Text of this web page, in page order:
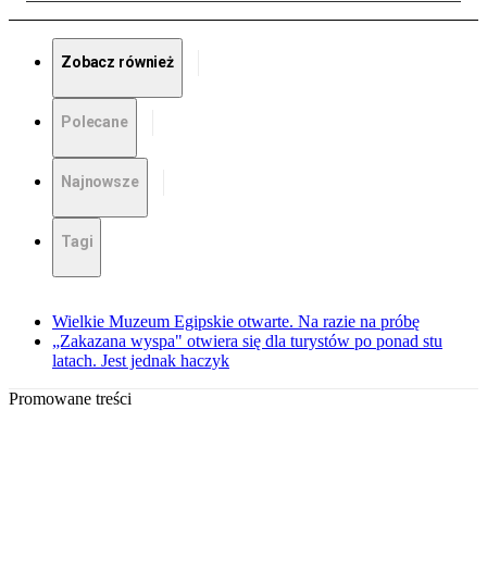
Zobacz również
Polecane
Najnowsze
Tagi
Wielkie Muzeum Egipskie otwarte. Na razie na próbę
„Zakazana wyspa" otwiera się dla turystów po ponad stu
latach. Jest jednak haczyk
Promowane treści